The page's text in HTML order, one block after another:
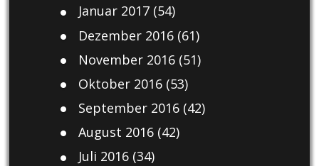
Januar 2017(54)
Dezember 2016(61)
November 2016(51)
Oktober 2016(53)
September 2016(42)
August 2016(42)
Juli 2016(34)